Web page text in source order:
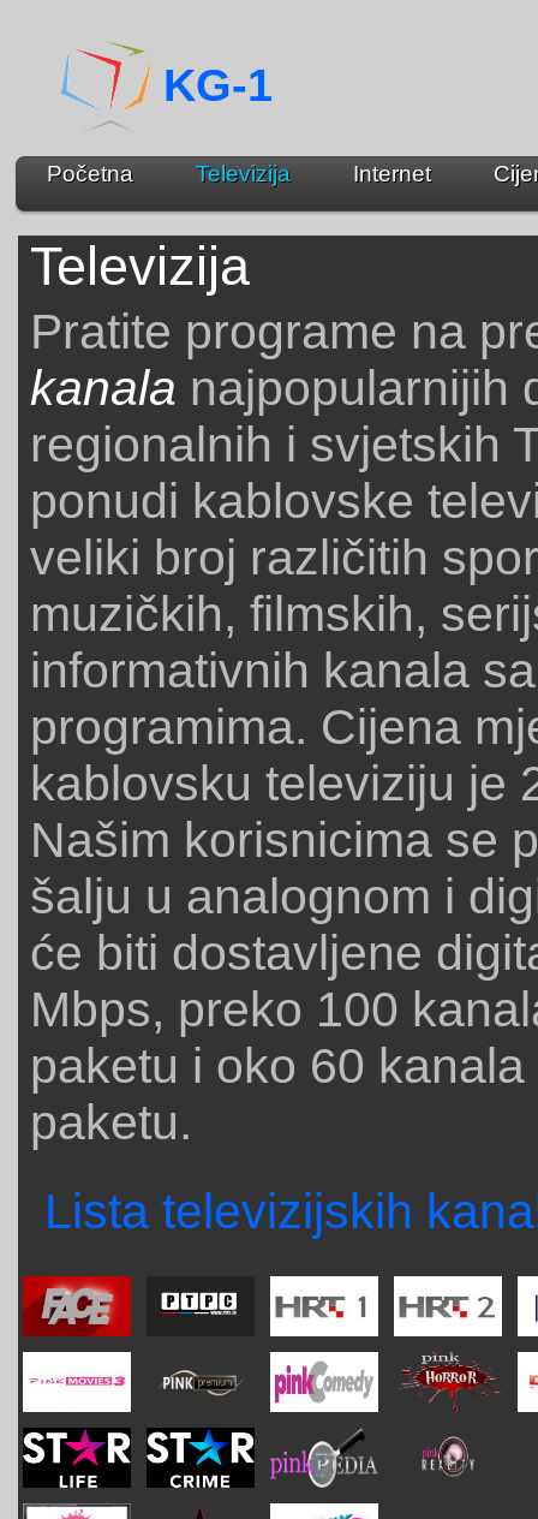
KG-1
Početna Televizija Internet
Televizija
Pratite programe na
kanala najpopularnijih
regionalnih i svjetskih
ponudi kablovske
veliki broj različitih
muzičkih, filmskih,
informativnih kanala
programima. Cijena
kablovsku televiziju je
Našim korisnicima se
šalju u analognom i
će biti dostavljene
Mbps, preko 100
paketu i oko 60
paketu.
Lista televizijskih